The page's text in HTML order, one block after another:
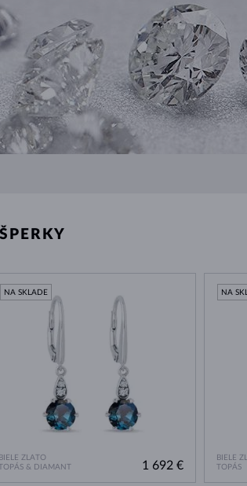
ŠPERKY
BIELE ZLATO
& DIAMANT
NA SKLADE
1 692 €
BIELE
TOPÁS
NA